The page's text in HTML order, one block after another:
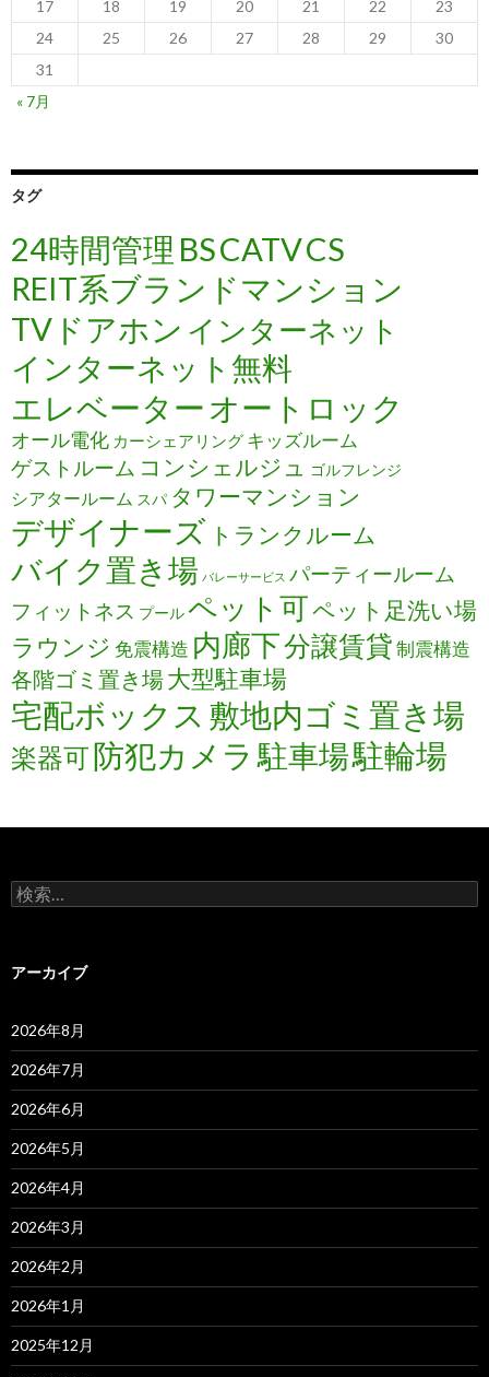
17 18 19 20 21 22
23
24
25 26 27 28 29
30
31
« 7月
タグ
24時間管理 BSCATVCS
REIT系ブランドマンション
TVドアホン インターネット
インターネット無料
エレベーター オートロック
オール電化 カーシェアリング キッズルーム
ゲストルーム コンシェルジュ ゴルフレンジ
シアタールーム スパ タワーマンション
デザイナーズ トランクルーム
バイク置き場 バレーサービス パーティールーム
フィットネス プールペット可ペット足洗い場
ラウンジ 免震構造 内廊下分譲賃貸制震構造
各階ゴミ置き場大型駐車場
宅配ボックス 敷地内ゴミ置き場
楽器可防犯カメラ 駐車場駐輪場
検
索:
アーカイブ
2026年8月
2026年7月
2026年6月
2026年5月
2026年4月
2026年3月
2026年2月
2026年1月
2025年12月